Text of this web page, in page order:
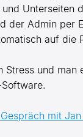
Unterseiten
der Admin per
auf die
Stress und
mit